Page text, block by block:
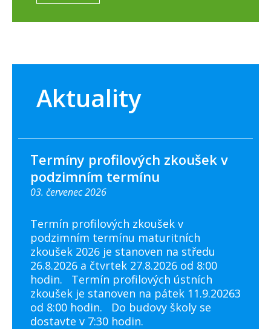
Aktuality
Termíny profilových zkoušek v
podzimním termínu
03. červenec 2026
Termín profilových zkoušek v
podzimním termínu maturitních
zkoušek 2026 je stanoven na středu
26.8.2026 a čtvrtek 27.8.2026 od 8:00
hodin. Termín profilových ústních
zkoušek je stanoven na pátek 11.9.20263
od 8:00 hodin. Do budovy školy se
dostavte v 7:30 hodin.